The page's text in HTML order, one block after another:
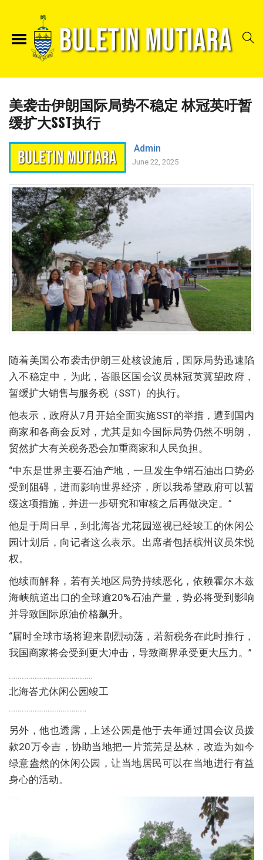
美袭击伊朗国际局势不稳定 林冠英吁暂
缓扩大SST执行
Admin
June 22, 2025
随着美国公布袭击伊朗三处核设施后，国际局势迅速陷
入不稳定中，为此，峇眼区国会议员林冠英冀望政府，
暂缓扩大销售与服务税（SST）的执行。
他表示，政府从7月开始全面实施SST的举措，遭到国内
商家和各商会反对，尤其是如今国际局势仍然不明朗，
贸然扩大有关税务恐会加重商家和人民负担。
“中东是世界主要石油产地，一旦发生争端石油出口势必
受到阻碍，进而影响世界经济，所以我希望政府可以暂
缓这项措施，并进一步研究和审核之后再做决定。”
他是于周日早，到北海峇尤花园巡视已经竣工的休闲公
园计划后，向记者这么表示。出席者包括槟州议员朱悦
权。
他续而解释，若有关地区局势持续恶化，依赖霍尔木兹
海峡航道出口的全球逾20%石油产量，势必将受到影响
并导致国际原油价格飙升。
“届时全球市场将迎来剧烈动荡，若新税务在此时推行，
我国商家将会受到更大冲击，导致商界承受更大压力。”
…………………………………
北海峇尤休闲公园竣工
………………………………
另外，他也透露，上述公园是他于去年通过国会议员拨
款20万令吉，协助当地把一片荒芜是丛林，改造为如今
绿意盎然的休闲公园，让当地居民可以在当地进行有益
身心的活动。